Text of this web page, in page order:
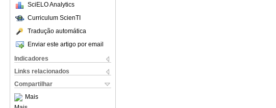
SciELO Analytics
Curriculum ScienTI
Tradução automática
Enviar este artigo por email
Indicadores
Links relacionados
Compartilhar
Mais